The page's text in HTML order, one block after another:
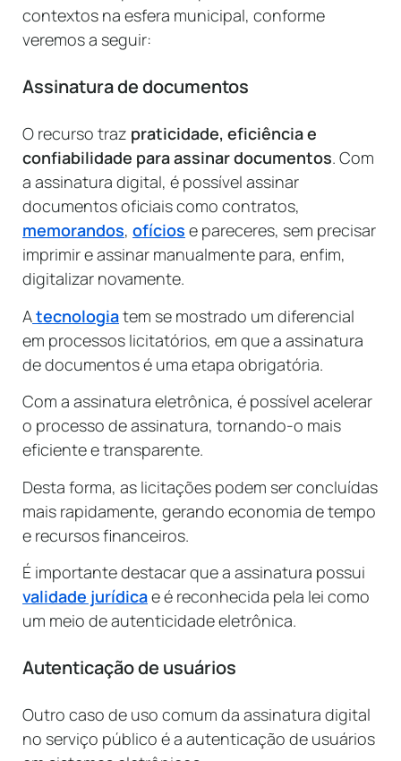
contextos na esfera municipal, conforme
veremos a seguir:
Assinatura de documentos
O recurso traz praticidade, eficiência e
confiabilidade para assinar documentos. Com
a assinatura digital, é possível assinar
documentos oficiais como contratos,
memorandos, ofícios e pareceres, sem precisar
imprimir e assinar manualmente para, enfim,
digitalizar novamente.
Atecnologiatem se mostrado um diferencial
em processos licitatórios, em que a assinatura
de documentos é uma etapa obrigatória.
Com a assinatura eletrônica, é possível acelerar
o processo de assinatura, tornando-o mais
eficiente e transparente.
Desta forma, as licitações podem ser concluídas
mais rapidamente, gerando economia de tempo
e recursos financeiros.
É importante destacar que a assinatura possui
validade jurídicae é reconhecida pela lei como
um meio de autenticidade eletrônica.
Autenticação de usuários
Outro caso de uso comum da assinatura digital
no serviço público é a autenticação de usuários